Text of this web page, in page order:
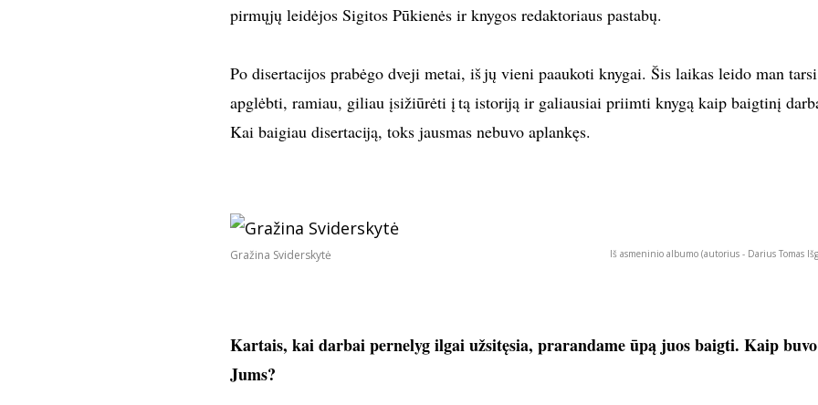
pirmųjų leidėjos Sigitos Pūkienės ir knygos redaktoriaus pastabų.
Po disertacijos prabėgo dveji metai, iš jų vieni paaukoti knygai. Šis laikas leido man tarsi
apglėbti, ramiau, giliau įsižiūrėti į tą istoriją ir galiausiai priimti knygą kaip baigtinį
Kai baigiau disertaciją, toks jausmas nebuvo aplankęs.
Gražina Sviderskytė Iš asmeninio albumo (autorius - Darius Tomas
Kartais, kai darbai pernelyg ilgai užsitęsia, prarandame ūpą juos baigti. Kaip buvo
Jums?